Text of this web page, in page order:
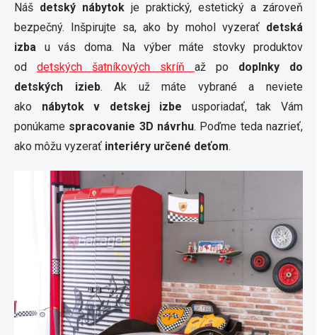
Náš detský nábytok je praktický, estetický a zároveň
bezpečný. Inšpirujte sa, ako by mohol vyzerať detská
izba u vás doma. Na výber máte stovky produktov
od detských šatníkových skríň až po doplnky do
detských izieb. Ak už máte vybrané a neviete
ako nábytok v detskej izbe usporiadať, tak Vám
ponúkame spracovanie 3D návrhu. Poďme teda nazrieť,
ako môžu vyzerať interiéry určené deťom.